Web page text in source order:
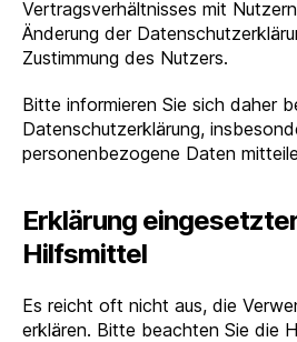
Vertragsverhältnisses mit
Änderung der
Zustimmung des Nutzers.
Bitte informieren Sie sich daher
Datenschutzerklärung,
personenbezogene Daten
Erklärung
Hilfsmittel
Es reicht oft nicht aus, die
erklären. Bitte beachten Sie die